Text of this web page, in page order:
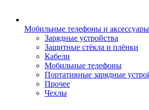
Мобильные телефоны и аксессуары
Зарядные устройства
Защитные стёкла и плёнки
Кабели
Мобильные телефоны
Портативные зарядные
Прочее
Чехлы